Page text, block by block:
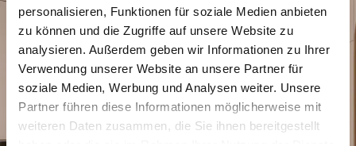
personalisieren, Funktionen für soziale Medien anbieten
zu können und die Zugriffe auf unsere Website zu
analysieren. Außerdem geben wir Informationen zu Ihrer
Verwendung unserer Website an unsere Partner für
soziale Medien, Werbung und Analysen weiter. Unsere
Partner führen diese Informationen möglicherweise mit
weiteren Daten zusammen, die Sie ihnen bereitgestellt
Planen Sie Ihren besonderen
Moment
Entdecken Sie unsere Uhrenkreationen in einer
unserer Boutiquen.